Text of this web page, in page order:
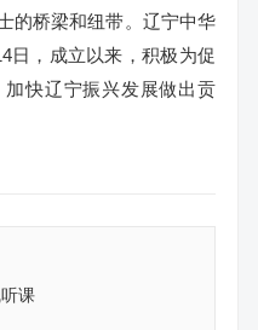
的桥梁和纽带。辽宁中华
日，成立以来，积极为促
快辽宁振兴发展做出贡
课